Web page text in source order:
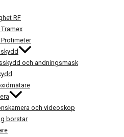
RF
och andningsmask
och videoskop
borstar